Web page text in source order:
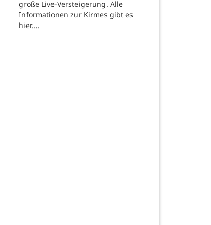
große Live-Versteigerung. Alle
Informationen zur Kirmes gibt es
hier.…